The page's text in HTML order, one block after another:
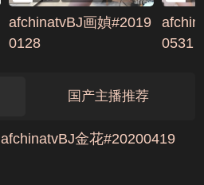
afchinatvBJ画媜#2019
0128
0531
国产主播推荐
afchinatvBJ金花#20200419